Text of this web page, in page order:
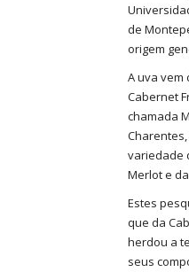
de
origem
A uva vem
Cabernet
chamada
variedade
Merlot e
Estes
que da
herdou a
seus